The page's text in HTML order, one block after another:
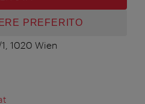
PREFERITO
1020 Wien